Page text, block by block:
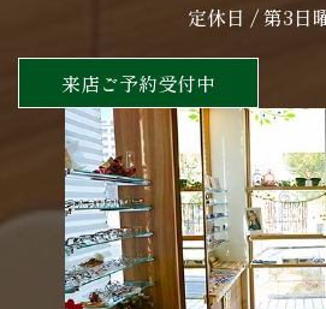
定休日 / 第3日
来店ご予約受付中